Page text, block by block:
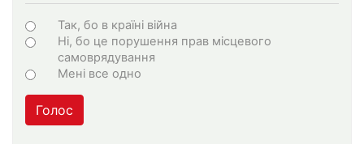
Варіанти
Так, бо в країні війна
Ні, бо це порушення прав місцевого
самоврядування
Мені все одно
Голос